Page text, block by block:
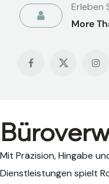
Erleben
More
Mit Präzision, Hingabe
Dienstleistungen spielt